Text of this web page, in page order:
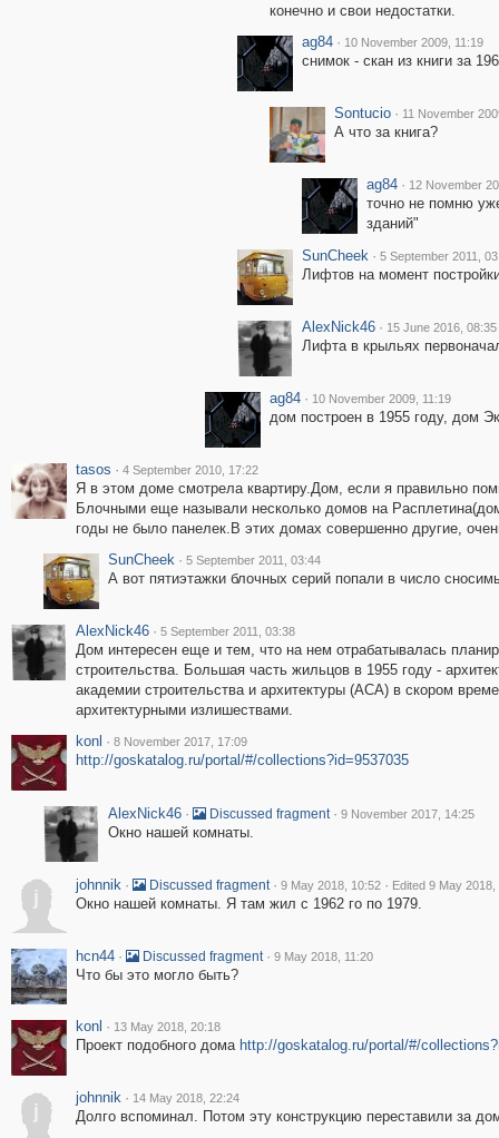
конечно и свои недостатки.
ag84 · 10 November 2009, 11:19
снимок - скан из книги за
Sontucio · 11 November
А что за книга?
ag84 · 12 November
точно не помню
зданий"
SunCheek · 5 September 2011,
Лифтов на момент
AlexNick46 · 15 June 2016, 08:35
Лифта в крыльях
ag84 · 10 November 2009, 11:19
дом построен в 1955 году, дом
tasos · 4 September 2010, 17:22
Я в этом доме смотрела квартиру.Дом, если я правильно
Блочными еще называли несколько домов на
годы не было панелек.В этих домах совершенно другие,
SunCheek · 5 September 2011, 03:44
А вот пятиэтажки блочных серий попали в число
AlexNick46 · 5 September 2011, 03:38
Дом интересен еще и тем, что на нем отрабатывалась
строительства. Большая часть жильцов в 1955 году -
академии строительства и архитектуры (АСА) в скором
архитектурными излишествами.
konl · 8 November 2017, 17:09
http://goskatalog.ru/portal/#/collections?id=9537035
AlexNick46 · Discussed fragment · 9 November 2017, 14:25
Окно нашей комнаты.
j
johnnik · Discussed fragment · 9 May 2018, 10:52 · Edited 9 May 2018,
Окно нашей комнаты. Я там жил с 1962 го по 1979.
hcn44 · Discussed fragment · 9 May 2018, 11:20
Что бы это могло быть?
konl · 13 May 2018, 20:18
Проект подобного дома http://goskatalog.ru/portal/#/
j
johnnik · 14 May 2018, 22:24
Долго вспоминал. Потом эту конструкцию переставили за